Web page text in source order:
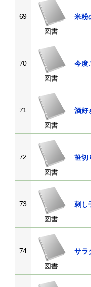
69
図書
米粉
70
図書
今度
71
図書
酒好
72
図書
笹切
73
図書
刺し
74
図書
サラ